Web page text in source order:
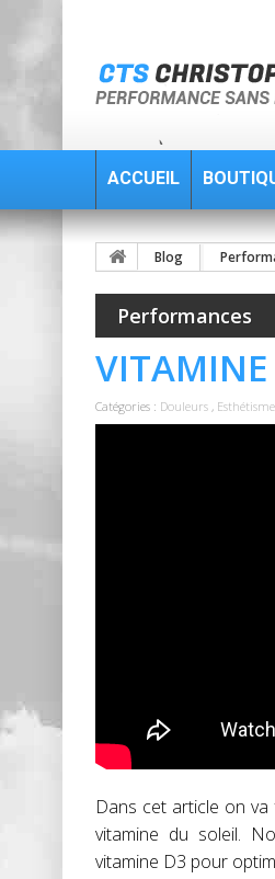
ACCUEIL
Blog
Performances
VITAMINE
Catégories : Douleurs , Esthétisme
Dans cet article on va
vitamine du soleil.
vitamine D3 pour